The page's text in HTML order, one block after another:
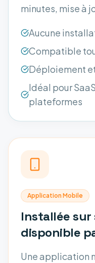
minutes, mise à
Aucune
Compatible
Déploiement
Idéal pour
plateformes
Application Mobile
Installée
disponible
Une application